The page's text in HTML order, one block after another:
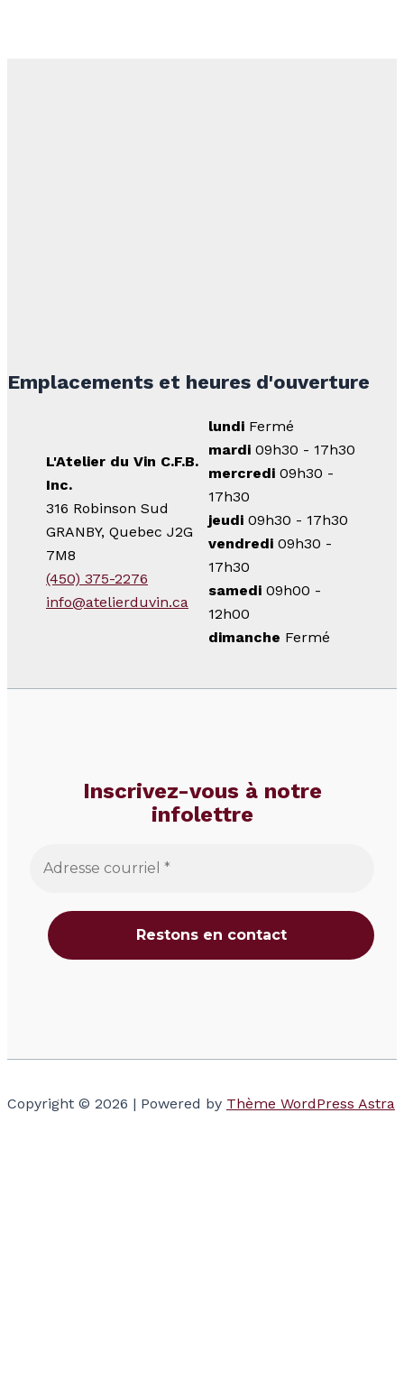
Emplacements et heures d'ouverture
L'Atelier du Vin C.F.B.
Inc.
316 Robinson Sud
GRANBY, Quebec J2G
7M8
(450) 375-2276
info@atelierduvin.ca
lundi Fermé
mardi 09h30 - 17h30
mercredi 09h30 -
17h30
jeudi 09h30 - 17h30
vendredi 09h30 -
17h30
samedi 09h00 -
12h00
dimanche Fermé
Inscrivez-vous à notre
infolettre
Copyright © 2026 | Powered by Thème WordPress Astra